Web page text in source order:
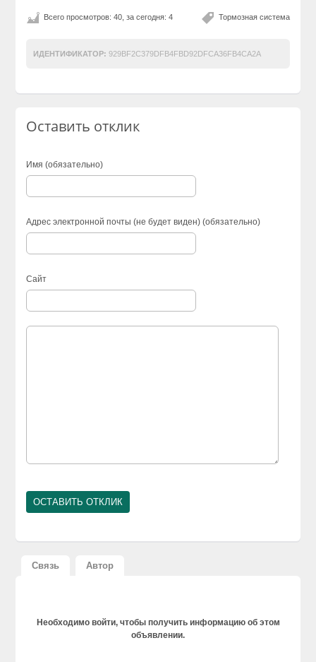
Тормозная система
Всего просмотров: 40, за сегодня: 4
ИДЕНТИФИКАТОР: 929BF2C379DFB4FBD92DFCA36FB4CA2A
Оставить отклик
Имя (обязательно)
Адрес электронной почты (не будет виден) (обязательно)
Сайт
Связь Автор
Необходимо войти, чтобы получить информацию об этом
объявлении.